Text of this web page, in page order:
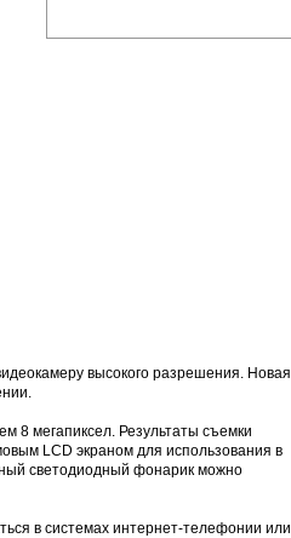
высокого разрешения. Новая
8 мегапиксел. Результаты съемки
LCD экраном для использования в
светодиодный фонарик можно
в системах интернет-телефонии или